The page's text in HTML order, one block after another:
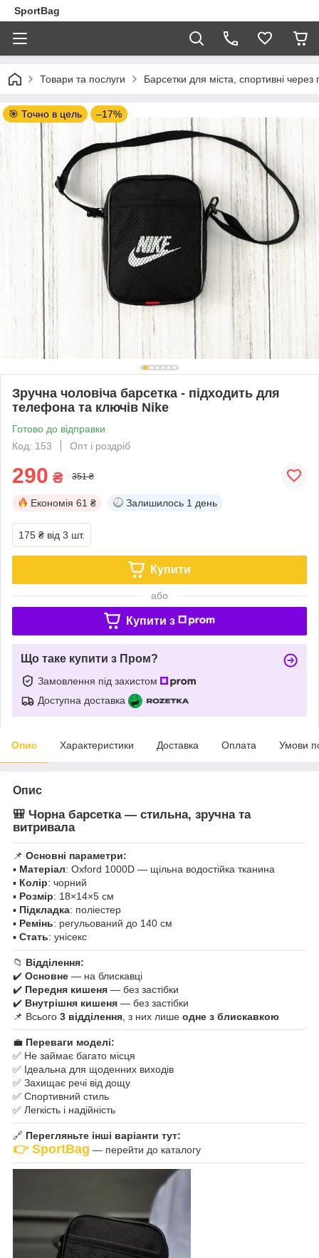
SportBag
Товари та послуги Барсетки для міста, спортивні через
🎯 Точно в цель –17%
Зручна чоловіча барсетка - підходить для
телефона та ключів Nike
Готово до відправки
Код: 153
Опт і роздріб
290 ₴ 351 ₴
Економія 61 ₴ Залишилось 1 день
175 ₴ від 3 шт.
Купити
або
Купити з
Що таке купити з Пром?
Замовлення під захистом
Доступна доставка
Опис Характеристики Доставка Оплата Умови
Опис
🎒 Чорна барсетка — стильна, зручна та
витривала
📌 Основні параметри:
▪️ Матеріал: Oxford 1000D — щільна водостійка тканина
▪️ Колір: чорний
▪️ Розмір: 18×14×5 см
▪️ Підкладка: поліестер
▪️ Ремінь: регульований до 140 см
▪️ Стать: унісекс
📁 Відділення:
✔️ Основне — на блискавці
✔️ Передня кишеня — без застібки
✔️ Внутрішня кишеня — без застібки
📌 Всього 3 відділення , з них лише одне з блискавкою
💼 Переваги моделі:
✅ Не займає багато місця
✅ Ідеальна для щоденних виходів
✅ Захищає речі від дощу
✅ Спортивний стиль
✅ Легкість і надійність
🔗 Перегляньте інші варіанти тут:
👉 SportBag — перейти до каталогу